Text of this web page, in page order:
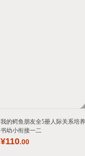
我的鳄鱼朋友全5册人际关系培
书幼小衔接一二
¥110.00